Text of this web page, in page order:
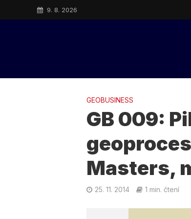
9. 8. 2026
GEOBUSINESS
GB 009:
Masters,
25. 11. 2014 1 min. čtení